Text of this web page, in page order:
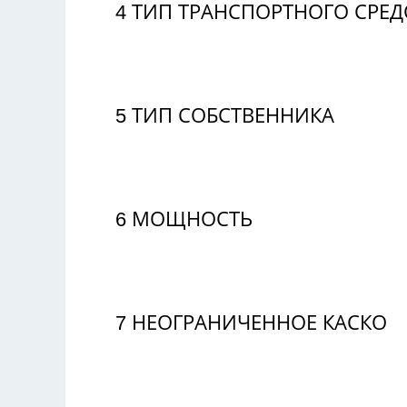
4 ТИП ТРАНСПОРТНОГО
5 ТИП СОБСТВЕННИКА
6 МОЩНОСТЬ
7 НЕОГРАНИЧЕННОЕ КАСКО